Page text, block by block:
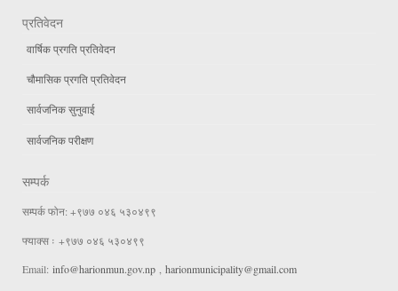
प्रतिवेदन
वार्षिक प्रगति प्रतिवेदन
चौमासिक प्रगति प्रतिवेदन
सार्वजनिक सुनुवाई
सार्वजनिक परीक्षण
सम्पर्क
सम्पर्क फोन: +९७७ ०४६ ५३०४९९
फ्याक्स ः +९७७ ०४६ ५३०४९९
Email: info@harionmun.gov.np harionmunicipality@gmail.com